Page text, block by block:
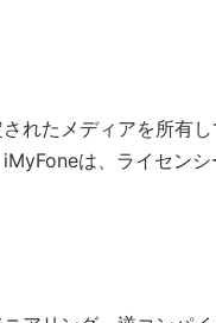
れたメディアを所有
は、ライセン